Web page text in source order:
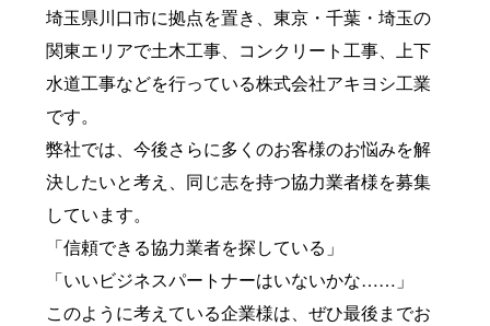
埼玉県川口市に拠点を置き、東京・千葉・埼玉の
関東エリアで土木工事、コンクリート工事、上下
水道工事などを行っている株式会社アキヨシ工業
です。
弊社では、今後さらに多くのお客様のお悩みを解
決したいと考え、同じ志を持つ協力業者様を募集
しています。
「信頼できる協力業者を探している」
「いいビジネスパートナーはいないかな……」
このように考えている企業様は、ぜひ最後までお